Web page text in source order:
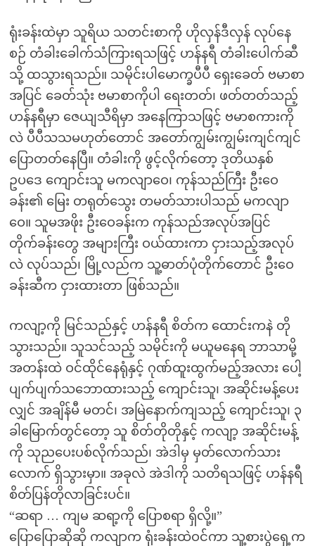
ရုံးခန်းထဲမှာ သူရိယ သတင်းစာကို ဟိုလှန်ဒီလှန် လုပ်နေ
စဉ် တံခါးခေါက်သံကြားရသဖြင့် ဟန်နရီ တံခါးပေါက်ဆီ
သို့ ထသွားရသည်။ သမိုင်းပါမောက္ခပီပီ ရှေးခေတ် ဗမာစာ
အပြင် ခေတ်သုံး ဗမာစာကိုပါ ရေးတတ်၊ ဖတ်တတ်သည့်
ဟန်နရီမှာ ဇေယျသီရိမှာ အနေကြာသဖြင့် ဗမာစကားကို
လဲ ပီပီသသမဟုတ်တောင် အတော်ကျွမ်းကျွမ်းကျင်ကျင်
ပြောတတ်နေပြီ။ တံခါးကို ဖွင့်လိုက်တော့ ဒုတိယနှစ်
ဥပဒေ ကျောင်းသူ မကလျာဝေ၊ ကုန်သည်ကြီး ဦးဝေ
ခန်း၏ မြေး တရုတ်သွေး တမတ်သားပါသည် မကလျာ
ဝေ။ သူမအဖိုး ဦးဝေခန်းက ကုန်သည်အလုပ်အပြင်
တိုက်ခန်းတွေ အများကြီး ဝယ်ထားကာ ငှားသည့်အလုပ်
လဲ လုပ်သည်၊ မြို့လည်က သူ့ဓာတ်ပုံတိုက်တောင် ဦးဝေ
ခန်းဆီက ငှားထားတာ ဖြစ်သည်။
ကလျာ့ကို မြင်သည်နှင့် ဟန်နရီ စိတ်က ထောင်းကနဲ တို
သွားသည်။ သူသင်သည့် သမိုင်းကို မယူမနေရ ဘာသာမို့
အတန်းထဲ ဝင်ထိုင်နေရုံနှင့် ဂုဏ်ထူးထွက်မည့်အလား ပေါ့
ပျက်ပျက်သဘောထားသည့် ကျောင်းသူ၊ အဆိုင်းမန့်ပေး
လျှင် အချိန်မီ မတင်၊ အမြဲနောက်ကျသည့် ကျောင်းသူ၊ ၃
ခါမြောက်တွင်တော့ သူ စိတ်တိုတိုနှင့် ကလျာ့ အဆိုင်းမန့်
ကို သုညပေးပစ်လိုက်သည်၊ အဲဒါမှ မှတ်လောက်သား
လောက် ရှိသွားမှာ။ အခုလဲ အဲဒါကို သတိရသဖြင့် ဟန်နရီ
စိတ်ပြန်တိုလာခြင်းပင်။
“ဆရာ … ကျမ ဆရာ့ကို ပြောစရာ ရှိလို့။”
ပြောပြောဆိုဆို ကလျာက ရုံးခန်းထဲဝင်ကာ သူ့စားပွဲရှေ့က